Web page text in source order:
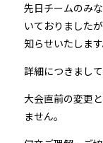
先日チームのみ
いておりました
知らせいたします
詳細につきまし
大会直前の変更
ません。